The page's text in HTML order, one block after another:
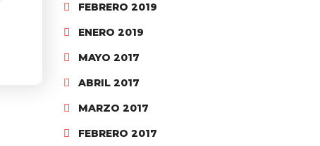
FEBRERO 2019
ENERO 2019
MAYO 2017
ABRIL 2017
MARZO 2017
FEBRERO 2017